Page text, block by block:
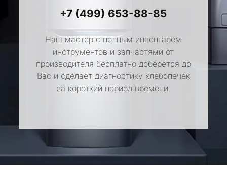
+7 (499) 653-88-85
Наш мастер с полным инвентарем
инструментов и запчастями от
производителя бесплатно доберется до
Вас и сделает диагностику хлебопечек
за короткий период времени.